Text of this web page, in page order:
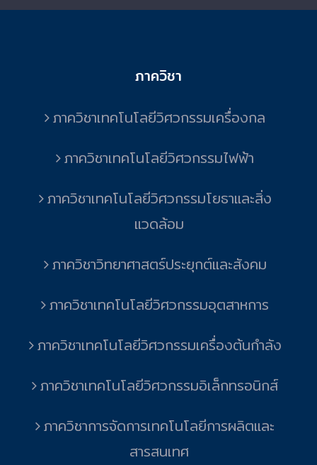
ภาควิชา
ภาควิชาเทคโนโลยีวิศวกรรมเครื่องกล
ภาควิชาเทคโนโลยีวิศวกรรมไฟฟ้า
ภาควิชาเทคโนโลยีวิศวกรรมโยธาและสิ่ง
แวดล้อม
ภาควิชาวิทยาศาสตร์ประยุกต์และสังคม
ภาควิชาเทคโนโลยีวิศวกรรมอุตสาหการ
ภาควิชาเทคโนโลยีวิศวกรรมเครื่องต้นกำลัง
ภาควิชาเทคโนโลยีวิศวกรรมอิเล็กทรอนิกส์
ภาควิชาการจัดการเทคโนโลยีการผลิตและ
สารสนเทศ